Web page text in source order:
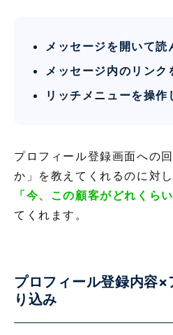
メッセージを開いて読
メッセージ内のリンク
リッチメニューを操
プロフィール登録画面への
か」を教えてくれるのに対し
「今、この顧客がどれくら
てくれます。
プロフィール登録内容
り込み